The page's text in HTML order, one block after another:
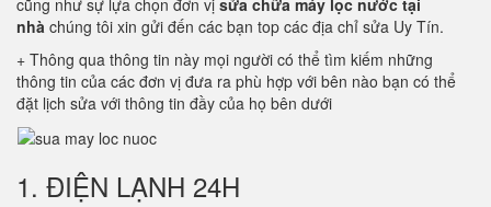
cũng như sự lựa chọn đơn vị sửa chữa máy lọc nước tại
nhà chúng tôi xin gửi đến các bạn top các địa chỉ sửa Uy Tín.
+ Thông qua thông tin này mọi người có thể tìm kiếm những
thông tin của các đơn vị đưa ra phù hợp với bên nào bạn có thể
đặt lịch sửa với thông tin đầy của họ bên dưới
1. ĐIỆN LẠNH 24H